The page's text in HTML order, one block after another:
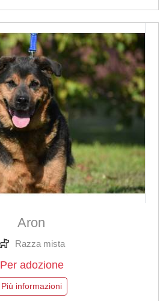
Aron
Razza mista
Per adozione
Più informazioni